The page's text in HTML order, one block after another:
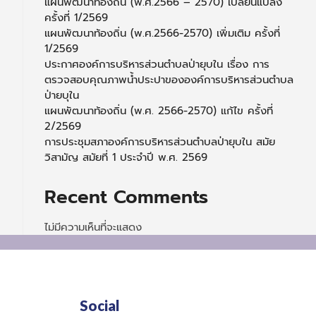
ครั้งที่ 1/2569
แผนพัฒนาท้องถิ่น (พ.ศ.2566-2570) เพิ่มเติม ครั้งที่
1/2569
ประกาศองค์การบริหารส่วนตำบลป่ายุบใน เรื่อง การ
ตรวจสอบคุณภาพน้ำประปาขององค์การบริหารส่วนตำบล
ป่ายบุใน
แผนพัฒนาท้องถิ่น (พ.ศ. 2566-2570) แก้ไข ครั้งที่
2/2569
การประชุมสภาองค์การบริหารส่วนตำบลป่ายุบใน สมัย
วิสามัญ สมัยที่ 1 ประจำปี พ.ศ. 2569
Recent Comments
ไม่มีความเห็นที่จะแสดง
Social